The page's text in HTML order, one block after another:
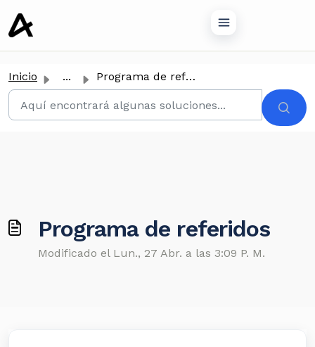
principal
Inicio ... Programa de referidos
Programa de referidos
Modificado el Lun., 27 Abr. a las 3:09 P. M.